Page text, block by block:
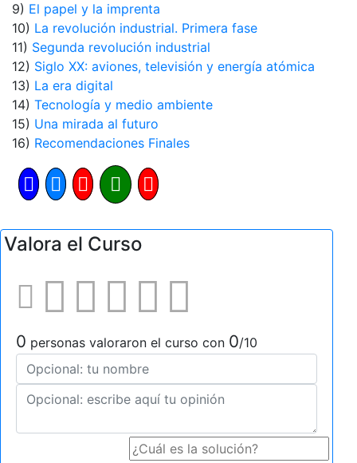
9) El papel y la imprenta
10) La revolución industrial. Primera fase
11) Segunda revolución industrial
12) Siglo XX: aviones, televisión y energía atómica
13) La era digital
14) Tecnología y medio ambiente
15) Una mirada al futuro
16) Recomendaciones Finales
Valora el Curso
0 personas valoraron el curso con 0/10